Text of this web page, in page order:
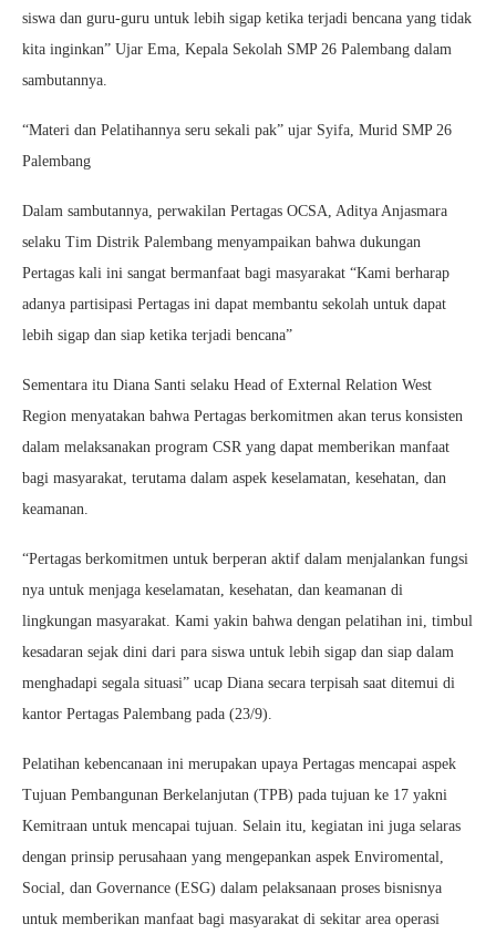
siswa dan guru-guru untuk lebih sigap ketika terjadi bencana yang tidak
kita inginkan” Ujar Ema, Kepala Sekolah SMP 26 Palembang dalam
sambutannya.
“Materi dan Pelatihannya seru sekali pak” ujar Syifa, Murid SMP 26
Palembang
Dalam sambutannya, perwakilan Pertagas OCSA, Aditya Anjasmara
selaku Tim Distrik Palembang menyampaikan bahwa dukungan
Pertagas kali ini sangat bermanfaat bagi masyarakat “Kami berharap
adanya partisipasi Pertagas ini dapat membantu sekolah untuk dapat
lebih sigap dan siap ketika terjadi bencana”
Sementara itu Diana Santi selaku Head of External Relation West
Region menyatakan bahwa Pertagas berkomitmen akan terus konsisten
dalam melaksanakan program CSR yang dapat memberikan manfaat
bagi masyarakat, terutama dalam aspek keselamatan, kesehatan, dan
keamanan.
“Pertagas berkomitmen untuk berperan aktif dalam menjalankan fungsi
nya untuk menjaga keselamatan, kesehatan, dan keamanan di
lingkungan masyarakat. Kami yakin bahwa dengan pelatihan ini, timbul
kesadaran sejak dini dari para siswa untuk lebih sigap dan siap dalam
menghadapi segala situasi” ucap Diana secara terpisah saat ditemui di
kantor Pertagas Palembang pada (23/9).
Pelatihan kebencanaan ini merupakan upaya Pertagas mencapai aspek
Tujuan Pembangunan Berkelanjutan (TPB) pada tujuan ke 17 yakni
Kemitraan untuk mencapai tujuan. Selain itu, kegiatan ini juga selaras
dengan prinsip perusahaan yang mengepankan aspek Enviromental,
Social, dan Governance (ESG) dalam pelaksanaan proses bisnisnya
untuk memberikan manfaat bagi masyarakat di sekitar area operasi